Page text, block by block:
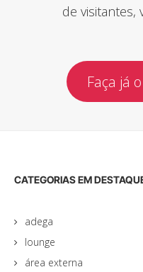
de visitantes,
Faça já
CATEGORIAS EM
adega
lounge
área externa